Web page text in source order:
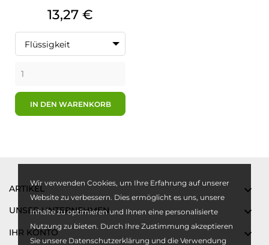
Wir verwenden Cookies, um Ihre Erfahrung auf unserer
Website zu verbessern. Dies ermöglicht es uns, unsere
Inhalte zu optimieren und Ihnen eine personalisierte
Nutzung zu bieten. Durch Ihre Zustimmung akzeptieren
Sie unsere Datenschutzerklärung und die Verwendung
Preis
13,27 €
Flüssigkeit
IN DEN WARENKORB
ARTIKEL 
UNSER UNTERNEHMEN 
IHR KONTO 